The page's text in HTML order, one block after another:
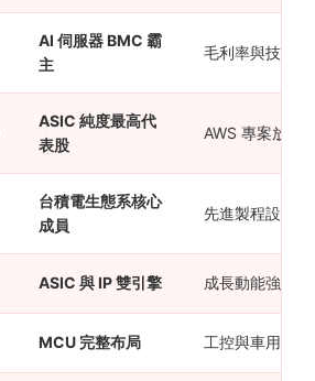
AI 伺服器 BMC 霸
主
毛利率與技術
ASIC 純度最高代
表股
AWS 專案放量
台積電生態系核心
成員
先進製程設計
ASIC 與 IP 雙引擎 成長動能強勁
MCU 完整布局 工控與車用市